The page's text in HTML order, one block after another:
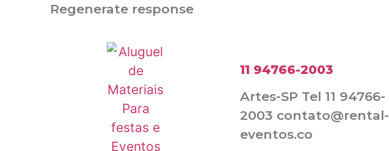
Regenerate response
11 94766-2003
Artes-SP Tel 11 94766-
2003 contato@rental-
eventos.co